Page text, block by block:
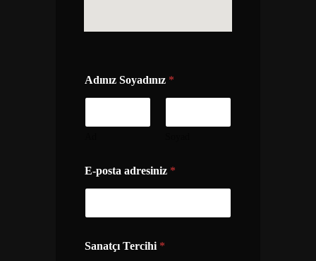
Adınız Soyadınız *
E-posta adresiniz *
Sanatçı Tercihi *